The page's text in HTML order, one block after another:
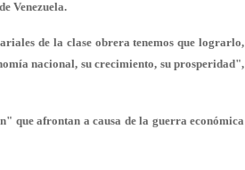
Venezuela.
de la clase obrera tenemos que lograrlo,
nacional, su crecimiento, su prosperidad",
que afrontan a causa de la guerra económica